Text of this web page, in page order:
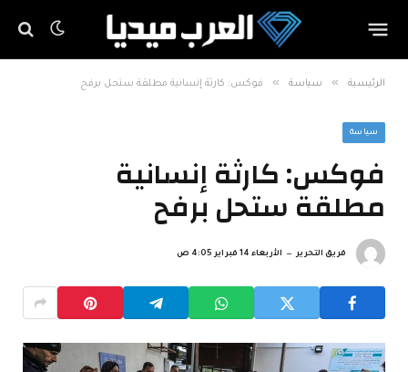
الرئيسية » سياسة » فوكس: كارثة إنسانية مطلقة ستحل برفح
سياسة
فوكس: كارثة إنسانية
مطلقة ستحل برفح
فريق التحرير الأربعاء 14 فبراير 4:05 ص